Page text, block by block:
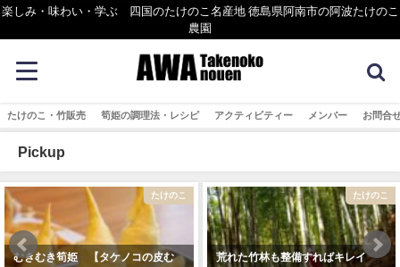
楽しみ・味わい・学ぶ 四国のたけのこ名産地 徳島県阿南市の阿波たけのこ
農園
たけのこ・竹販売 筍姫の調理法・レシピ アクティビティー メンバー お問合
Pickup
たけのこ
むきむき筍姫 【タケノコの皮む
たけのこ
荒れた竹林も整備すればキレイ